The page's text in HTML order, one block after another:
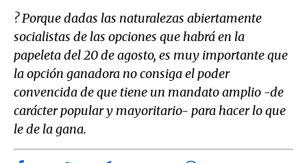
? Porque dadas las naturalezas abiertamente
socialistas de las opciones que habrá en la
papeleta del 20 de agosto, es muy importante que
la opción ganadora no consiga el poder
convencida de que tiene un mandato amplio -de
carácter popular y mayoritario- para hacer lo que
le de la gana.